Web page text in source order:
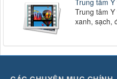
Trung tâm
xanh, sạch,